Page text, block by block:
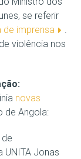
se referir
de imprensa
violência nos
novas
de Angola:
UNITA Jonas